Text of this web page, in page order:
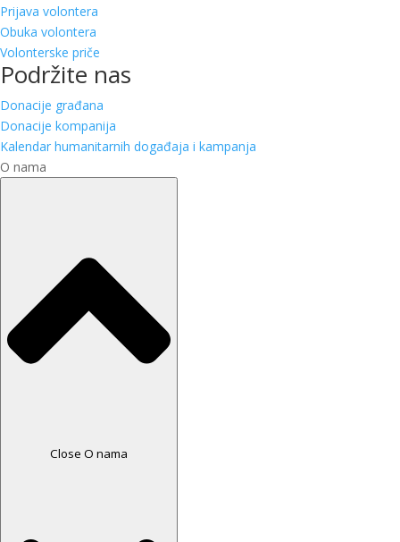
Prijava volontera
Obuka volontera
Volonterske priče
Podržite nas
Donacije građana
Donacije kompanija
Kalendar humanitarnih događaja i kampanja
O nama
Close O nama